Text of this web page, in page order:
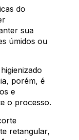
do
sua
úmidos ou
porém, é
e
o processo.
retangular,